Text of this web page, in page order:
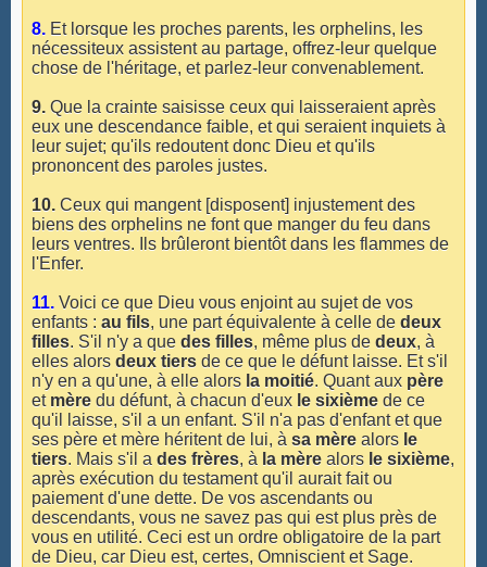
8. Et lorsque les proches parents, les orphelins, les
nécessiteux assistent au partage, offrez-leur quelque
chose de l'héritage, et parlez-leur convenablement.
9. Que la crainte saisisse ceux qui laisseraient après
eux une descendance faible, et qui seraient inquiets à
leur sujet; qu'ils redoutent donc Dieu et qu'ils
prononcent des paroles justes.
10. Ceux qui mangent [disposent] injustement des
biens des orphelins ne font que manger du feu dans
leurs ventres. Ils brûleront bientôt dans les flammes de
l'Enfer.
11. Voici ce que Dieu vous enjoint au sujet de vos
enfants : au fils, une part équivalente à celle de deux
filles. S'il n'y a que des filles, même plus de deux, à
elles alors deux tiers de ce que le défunt laisse. Et s'il
n'y en a qu'une, à elle alors la moitié. Quant aux père
et mère du défunt, à chacun d'eux le sixième de ce
qu'il laisse, s'il a un enfant. S'il n'a pas d'enfant et que
ses père et mère héritent de lui, à sa mère alors le
tiers. Mais s'il a des frères, à la mère alors le sixième,
après exécution du testament qu'il aurait fait ou
paiement d'une dette. De vos ascendants ou
descendants, vous ne savez pas qui est plus près de
vous en utilité. Ceci est un ordre obligatoire de la part
de Dieu, car Dieu est, certes, Omniscient et Sage.